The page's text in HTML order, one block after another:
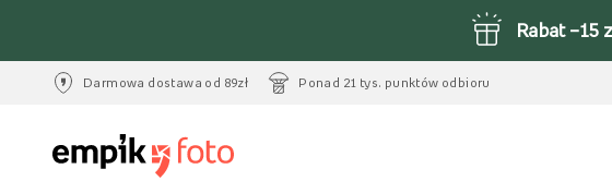
Rabat –15
Darmowa dostawa od 89zł Ponad 21 tys. punktów odbioru